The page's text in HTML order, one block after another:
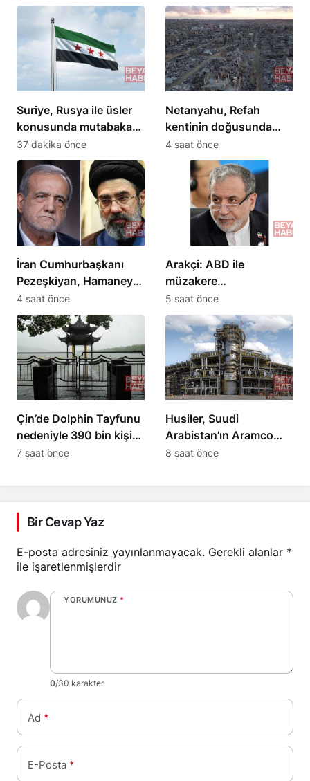
Suriye, Rusya ile üsler
konusunda mutabakata
vardı
37 dakika önce
Netanyahu, Refah
kentinin doğusunda
yeniden inşa
çalışmalarını kabul etti
4 saat önce
İran Cumhurbaşkanı
Pezeşkiyan, Hamaney
ile ekonomik ve askeri
konuları görüştü
4 saat önce
Arakçi: ABD ile
müzakere
yürütmüyoruz
5 saat önce
Çin’de Dolphin Tayfunu
nedeniyle 390 bin kişi
tahliye edildi
7 saat önce
Husiler, Suudi
Arabistan’ın Aramco
rafinerisini hedef aldı
8 saat önce
Bir Cevap Yaz
E-posta adresiniz yayınlanmayacak. Gerekli alanlar *
ile işaretlenmişlerdir
YORUMUNUZ *
0/30 karakter
Ad *
E-Posta *